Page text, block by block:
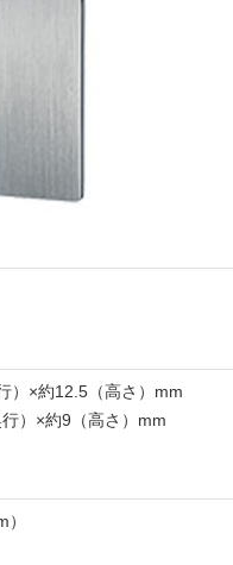
）×約12.5（高さ）mm
）×約9（高さ）mm